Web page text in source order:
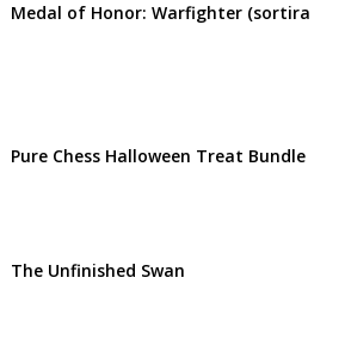
Medal of Honor: Warfighter (sortira
Pure Chess Halloween Treat Bundle
The Unfinished Swan